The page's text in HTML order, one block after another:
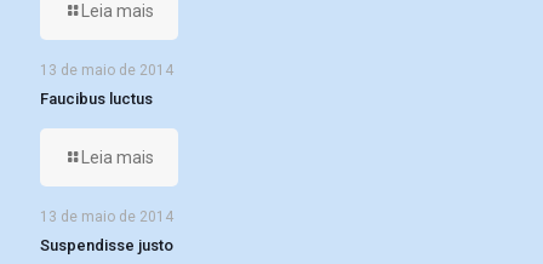
Leia mais
13 de maio de 2014
Faucibus luctus
Leia mais
13 de maio de 2014
Suspendisse justo